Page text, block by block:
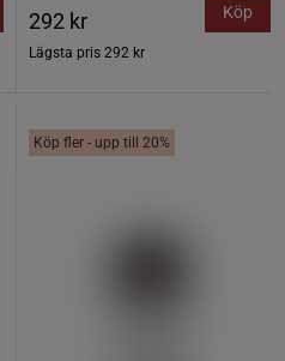
292 kr
Lägsta pris 292 kr
Köp
Köp fler - upp till 20%